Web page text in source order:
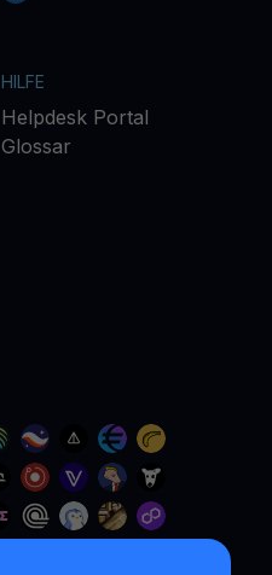
HILFE
Helpdesk Portal
Glossar